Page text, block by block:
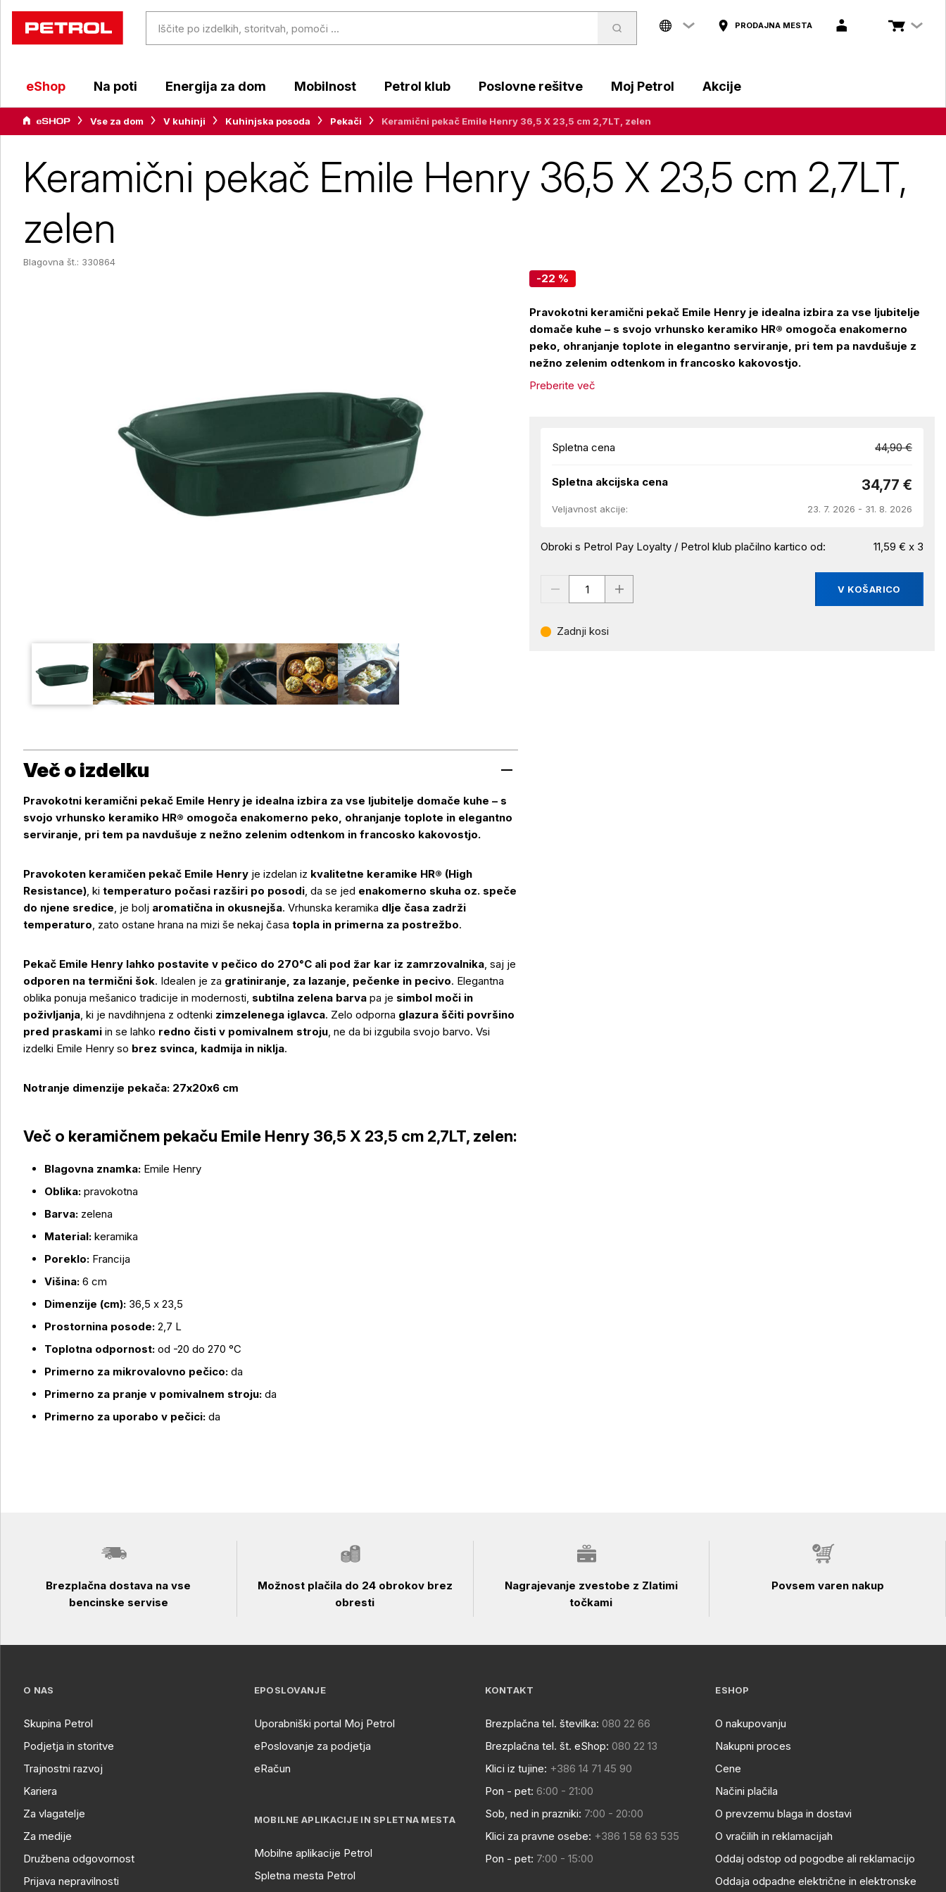
PRODAJNA MESTA
eShop Na poti Energija za dom Mobilnost Petrol klub Poslovne rešitve Moj Petrol Akcije
Vse za dom V kuhinji Kuhinjska posoda Pekači Keramični pekač Emile Henry 36,5 X 23,5 cm 2,7LT, zelen
Keramični pekač Emile Henry 36,5 X 23,5 cm 2,7LT,
zelen
Blagovna št.: 330864
-22 %
Pravokotni keramični pekač Emile Henry je idealna izbira za vse ljubitelje
domače kuhe – s svojo vrhunsko keramiko HR® omogoča enakomerno
peko, ohranjanje toplote in elegantno serviranje, pri tem pa navdušuje z
nežno zelenim odtenkom in francosko kakovostjo.
Preberite več
Spletna cena 44,90 €
Spletna akcijska cena 34,77 €
Veljavnost akcije: 23. 7. 2026 - 31. 8. 2026
Obroki s Petrol Pay Loyalty / Petrol klub plačilno kartico od: 11,59 € x 3
V KOŠARICO
Zadnji kosi
Več o izdelku
Pravokotni keramični pekač Emile Henry je idealna izbira za vse ljubitelje domače kuhe – s
svojo vrhunsko keramiko HR® omogoča enakomerno peko, ohranjanje toplote in elegantno
serviranje, pri tem pa navdušuje z nežno zelenim odtenkom in francosko kakovostjo.
Pravokoten keramičen pekač Emile Henry je izdelan iz kvalitetne keramike HR® (High
Resistance), ki temperaturo počasi razširi po posodi, da se jed enakomerno skuha oz. speče
do njene sredice, je bolj aromatična in okusnejša. Vrhunska keramika dlje časa zadrži
temperaturo, zato ostane hrana na mizi še nekaj časa topla in primerna za postrežbo.
Pekač Emile Henry lahko postavite v pečico do 270°C ali pod žar kar iz zamrzovalnika, saj je
odporen na termični šok. Idealen je za gratiniranje, za lazanje, pečenke in pecivo. Elegantna
oblika ponuja mešanico tradicije in modernosti, subtilna zelena barva pa je simbol moči in
poživljanja, ki je navdihnjena z odtenki zimzelenega iglavca. Zelo odporna glazura ščiti površino
pred praskami in se lahko redno čisti v pomivalnem stroju, ne da bi izgubila svojo barvo. Vsi
izdelki Emile Henry so brez svinca, kadmija in niklja.
Notranje dimenzije pekača: 27x20x6 cm
Več o keramičnem pekaču Emile Henry 36,5 X 23,5 cm 2,7LT, zelen:
Blagovna znamka: Emile Henry
Oblika: pravokotna
Barva: zelena
Material: keramika
Poreklo: Francija
Višina: 6 cm
Dimenzije (cm): 36,5 x 23,5
Prostornina posode: 2,7 L
Toplotna odpornost: od -20 do 270 °C
Primerno za mikrovalovno pečico: da
Primerno za pranje v pomivalnem stroju: da
Primerno za uporabo v pečici: da
Brezplačna dostava na vse
bencinske servise
Možnost plačila do 24 obrokov brez
obresti
Nagrajevanje zvestobe z Zlatimi
točkami
Povsem varen nakup
O NAS
Skupina Petrol
Podjetja in storitve
Trajnostni razvoj
Kariera
Za vlagatelje
Za medije
Družbena odgovornost
Prijava nepravilnosti
EPOSLOVANJE
Uporabniški portal Moj Petrol
ePoslovanje za podjetja
eRačun
MOBILNE APLIKACIJE IN SPLETNA MESTA
Mobilne aplikacije Petrol
Spletna mesta Petrol
KONTAKT
Brezplačna tel. številka: 080 22 66
Brezplačna tel. št. eShop: 080 22 13
Klici iz tujine: +386 14 71 45 90
Pon - pet: 6:00 - 21:00
Sob, ned in prazniki: 7:00 - 20:00
Klici za pravne osebe: +386 1 58 63 535
Pon - pet: 7:00 - 15:00
ESHOP
O nakupovanju
Nakupni proces
Cene
Načini plačila
O prevzemu blaga in dostavi
O vračilih in reklamacijah
Oddaj odstop od pogodbe ali reklamacijo
Oddaja odpadne električne in elektronske